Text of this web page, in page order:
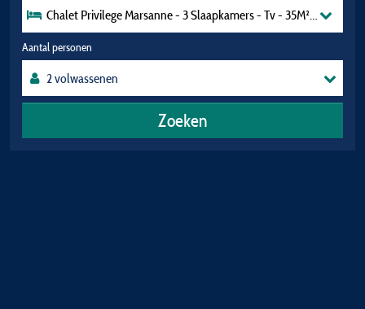
Chalet Privilege Marsanne - 3 Slaapkamers - Tv - 35M², Overdekt
Aantal personen
Zoeken